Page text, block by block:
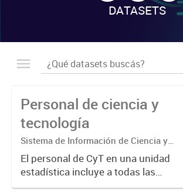
DATASETS
Personal de ciencia y
tecnología
Sistema de Información de Ciencia y
Tecnología Argentino (SICYTAR)
El personal de CyT en una unidad
estadística incluye a todas las
personas involucradas